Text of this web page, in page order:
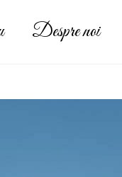
Despre noi